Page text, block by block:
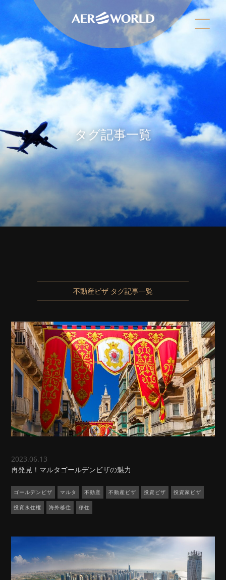
タグ記事一覧
不動産ビザ タグ記事一覧
2023.06.13
再発見！マルタゴールデンビザの魅力
ゴールデンビザ マルタ 不動産 不動産ビザ 投資ビザ 投資家ビザ
投資永住権 海外移住 移住